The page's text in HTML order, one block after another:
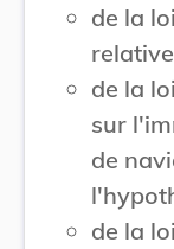
de la
de la
sur
de
de la